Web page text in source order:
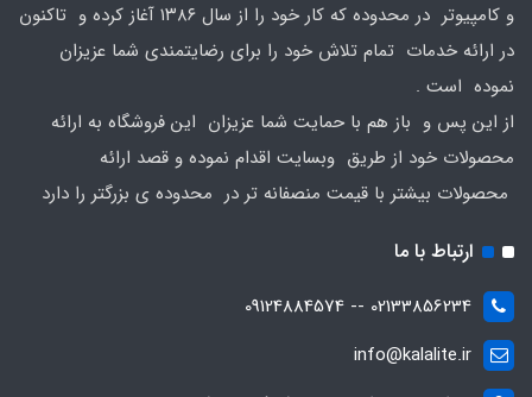
و کامپیوتر در محدوده که کار خود را از سال ۱۳۸۶ آغاز کرده و تاکنون
در ارائه خدمات تمام تلاش خود را برای رضایتمندی شما عزیزان
نموده است .
از این پس و باز هم با حمایت شما عزیزان این فروشگاه به ارائه
محصولات خود از طریق وبسایت اقدام نموده و قصد ارائه
محصولات بیشتر با قیمت منصفانه تر در محدوده ی بزرگتر را دارد
ارتباط با ما
02133856234 -- 09124884574
info@kalalite.ir